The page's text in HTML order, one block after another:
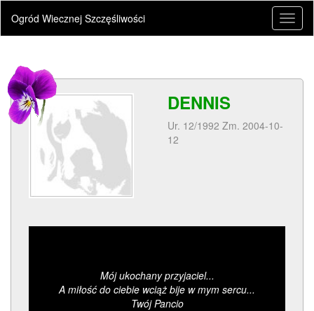
Ogród Wiecznej Szczęśliwości
DENNIS
Ur. 12/1992 Zm. 2004-10-
12
Mój ukochany przyjaciel...
A miłość do ciebie wciąż bije w mym sercu...
Twój Pancio